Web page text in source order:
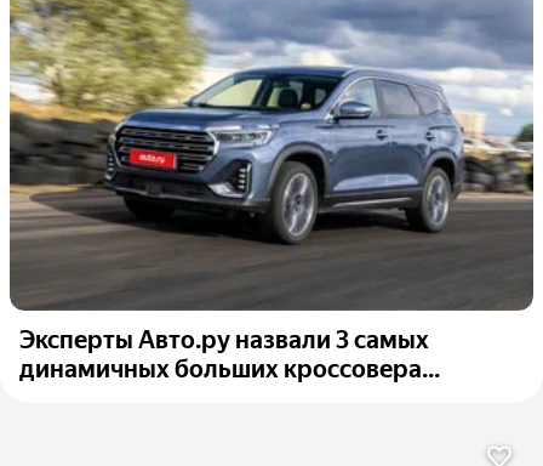
Эксперты Авто.ру назвали 3 самых
динамичных больших кроссовера...